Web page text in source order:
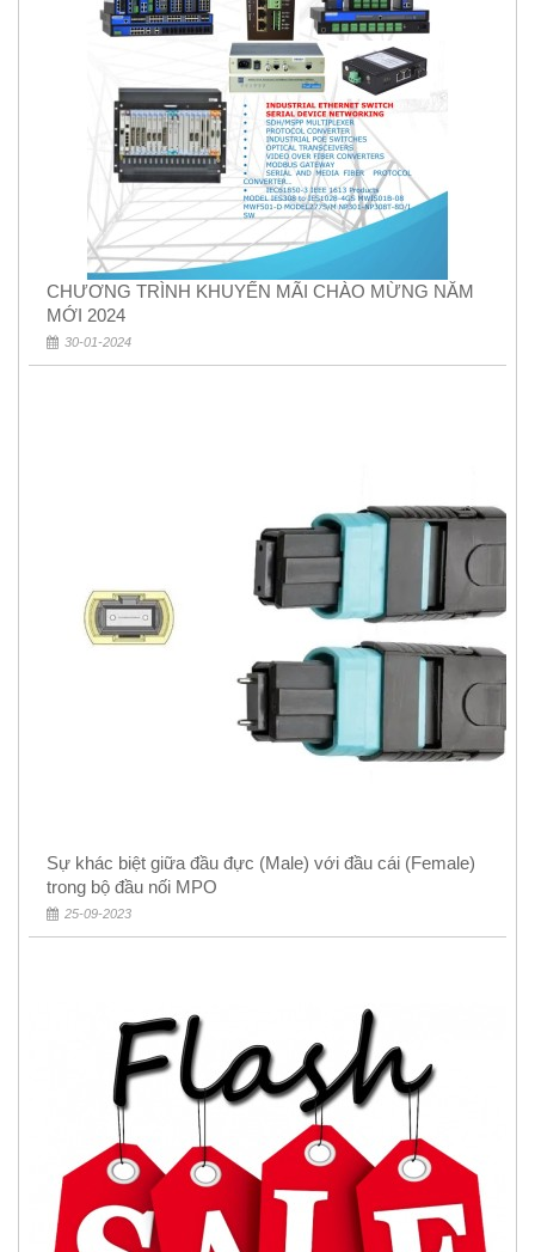
CHƯƠNG TRÌNH KHUYẾN MÃI CHÀO MỪNG NĂM
MỚI 2024
30-01-2024
Sự khác biệt giữa đầu đực (Male) với đầu cái (Female)
trong bộ đầu nối MPO
25-09-2023